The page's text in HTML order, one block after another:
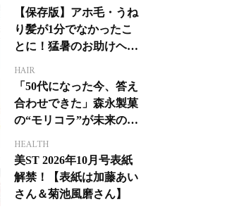
【保存版】アホ毛・うね
り髪が1分でなかったこ
とに！猛暑のお助けヘア
HAIR
「50代になった今、答え
合わせできた」森永製菓
の“モリコラ”が未来のキ
HEALTH
美ST 2026年10月号表紙
解禁！【表紙は加藤あい
さん＆菊池風磨さん】